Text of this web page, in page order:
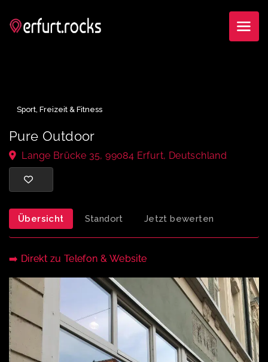
Pure Outdoor
Lange Brücke 35, 99084 Erfurt, Deutschland
Übersicht Standort Jetzt bewerten
➡️ Direkt zu Telefon & Website